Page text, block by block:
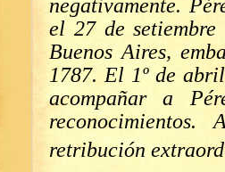
negativamente.
el 27 de setiembre
Buenos Aires,
1787. El 1º de
acompañar a
retribución